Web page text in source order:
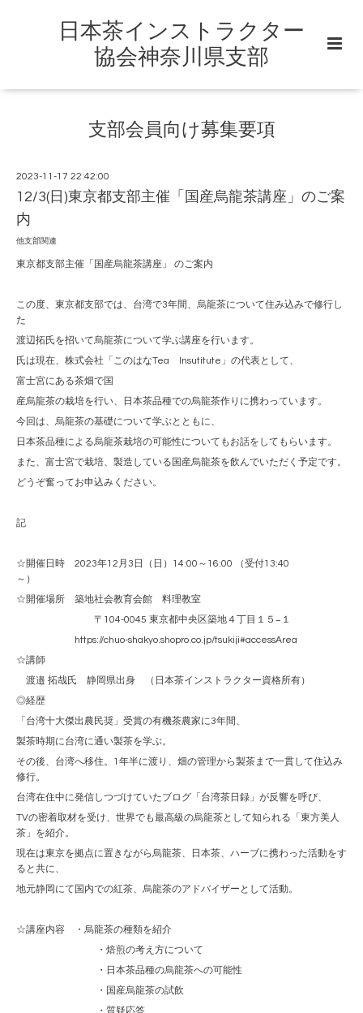
日本茶インストラクター
協会神奈川県支部
支部会員向け募集要項
2023-11-17 22:42:00
12/3(日)東京都支部主催「国産烏龍茶講座」のご案
内
他支部関連
東京都支部主催「国産烏龍茶講座」 のご案内
この度、東京都支部では、台湾で3年間、烏龍茶について住み込みで修行し
た
渡辺拓氏を招いて烏龍茶について学ぶ講座を行います。
氏は現在、株式会社「このはなTea Insutitute」の代表として、
富士宮にある茶畑で国
産烏龍茶の栽培を行い、日本茶品種での烏龍茶作りに携わっています。
今回は、烏龍茶の基礎について学ぶとともに、
日本茶品種による烏龍茶栽培の可能性についてもお話をしてもらいます。
また、富士宮で栽培、製造している国産烏龍茶を飲んでいただく予定です。
どうぞ奮ってお申込みください。
記
☆開催日時 2023年12月3日（日）14:00～16:00 （受付13:40
～）
☆開催場所 築地社会教育会館 料理教室
〒104-0045 東京都中央区築地４丁目１５−１
https://chuo-shakyo.shopro.co.jp/tsukiji#accessArea
☆講師
渡邉 拓哉氏 静岡県出身 （日本茶インストラクター資格所有）
◎経歴
「台湾十大傑出農民奨」受賞の有機茶農家に3年間、
製茶時期に台湾に通い製茶を学ぶ。
その後、台湾へ移住。1年半に渡り、畑の管理から製茶まで一貫して住込み
修行。
台湾在住中に発信しつづけていたブログ「台湾茶日録」が反響を呼び、
TVの密着取材を受け、世界でも最高級の烏龍茶として知られる「東方美人
茶」を紹介。
現在は東京を拠点に置きながら烏龍茶、日本茶、ハーブに携わった活動をす
ると共に、
地元静岡にて国内での紅茶、烏龍茶のアドバイザーとして活動。
☆講座内容 ・烏龍茶の種類を紹介
・焙煎の考え方について
・日本茶品種の烏龍茶への可能性
・国産烏龍茶の試飲